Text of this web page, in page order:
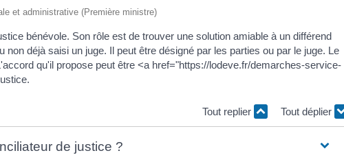
et administrative (Première ministre)
bénévole. Son rôle est de trouver une solution amiable à un différend
non déjà saisi un juge. Il peut être désigné par les parties ou par le juge. Le
qu'il propose peut être <a href="https://lodeve.fr/demarches-service-
Tout replier Tout déplier
de justice ?